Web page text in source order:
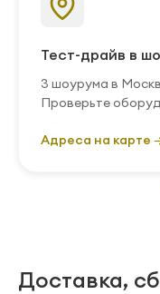
Тест-драйв в
3 шоурума в
Проверьте
Адреса на карте
Доставка,